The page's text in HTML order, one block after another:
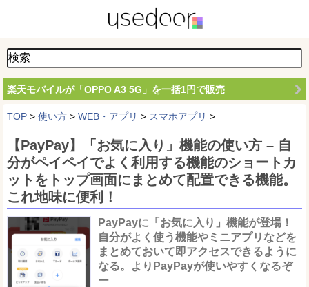
楽天モバイルが「OPPO A3 5G」を一括1円で販売
TOP > 使い方 > WEB・アプリ > スマホアプリ >
【PayPay】「お気に入り」機能の使い方 – 自
分がペイペイでよく利用する機能のショートカ
ットをトップ画面にまとめて配置できる機能。
これ地味に便利！
PayPayに「お気に入り」機能が登場！
自分がよく使う機能やミニアプリなどを
まとめておいて即アクセスできるように
なる。よりPayPayが使いやすくなるぞ
ー